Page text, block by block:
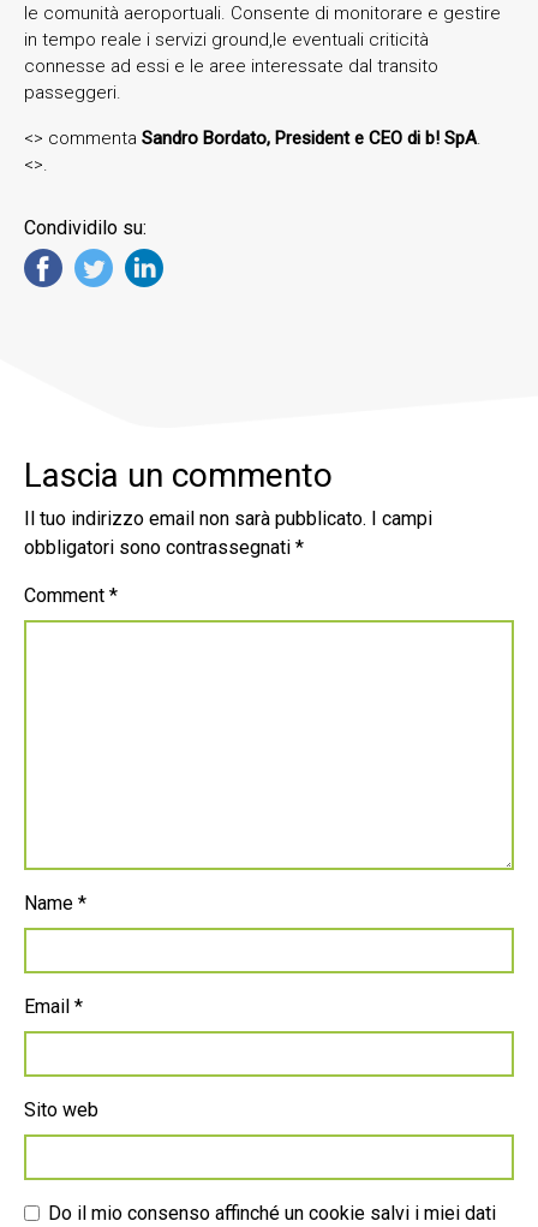
le comunità aeroportuali. Consente di monitorare e gestire
in tempo reale i servizi ground,le eventuali criticità
connesse ad essi e le aree interessate dal transito
passeggeri.
<> commenta Sandro Bordato, President e CEO di b! SpA.
<>.
Condividilo su:
Lascia un commento
Il tuo indirizzo email non sarà pubblicato.
I campi
obbligatori sono contrassegnati *
Comment *
Name *
Email *
Sito web
Do il mio consenso affinché un cookie salvi i miei dati